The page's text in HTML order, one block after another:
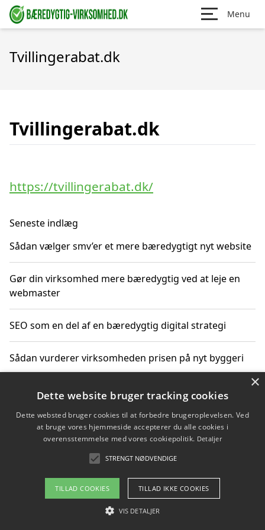
Menu
Tvillingerabat.dk
Tvillingerabat.dk
https://tvillingerabat.dk/
Seneste indlæg
Sådan vælger smv’er et mere bæredygtigt nyt website
Gør din virksomhed mere bæredygtig ved at leje en
webmaster
SEO som en del af en bæredygtig digital strategi
Sådan vurderer virksomheden prisen på nyt byggeri
Sådan får du hjælp til en hjemmeside uden binding
Copyright 2026 - Pilanto Aps
Om / kontakt
Blog Betingelser
×
Dette website bruger tracking cookies
Dette websted bruger cookies til at forbedre brugeroplevelsen. Ved
at bruge vores hjemmeside accepterer du alle cookies i
overensstemmelse med vores cookiepolitik. Detaljer
STRENGT NØDVENDIGE
TILLAD COOKIES TILLAD IKKE COOKIES
VIS DETALJER